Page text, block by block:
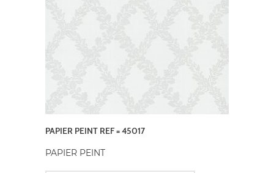
PAPIER PEINT REF = 45017
PAPIER PEINT